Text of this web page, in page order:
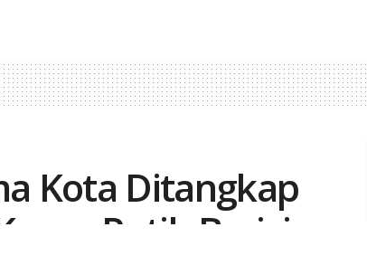
Kota Ditangkap
Putih Berisi